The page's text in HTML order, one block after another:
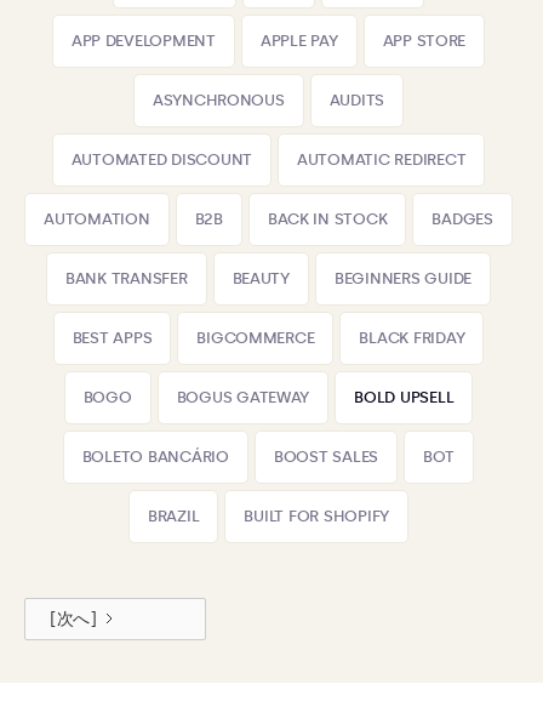
APP DEVELOPMENT APPLE PAY APP STORE
ASYNCHRONOUS AUDITS
AUTOMATED DISCOUNT AUTOMATIC REDIRECT
AUTOMATION B2B BACK IN STOCK BADGES
BANK TRANSFER BEAUTY BEGINNERS GUIDE
BEST APPS BIGCOMMERCE BLACK FRIDAY
BOGO BOGUS GATEWAY BOLD UPSELL
BOLETO BANCÁRIO BOOST SALES BOT
BRAZIL BUILT FOR SHOPIFY
[次へ]